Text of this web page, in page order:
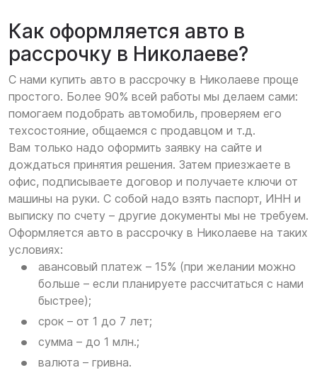
Как оформляется авто в
рассрочку в Николаеве?
С нами купить авто в рассрочку в Николаеве проще
простого. Более 90% всей работы мы делаем сами:
помогаем подобрать автомобиль, проверяем его
техсостояние, общаемся с продавцом и т.д.
Вам только надо оформить заявку на сайте и
дождаться принятия решения. Затем приезжаете в
офис, подписываете договор и получаете ключи от
машины на руки. С собой надо взять паспорт, ИНН и
выписку по счету – другие документы мы не требуем.
Оформляется авто в рассрочку в Николаеве на таких
условиях:
авансовый платеж – 15% (при желании можно
больше – если планируете рассчитаться с нами
быстрее);
срок – от 1 до 7 лет;
сумма – до 1 млн.;
валюта – гривна.